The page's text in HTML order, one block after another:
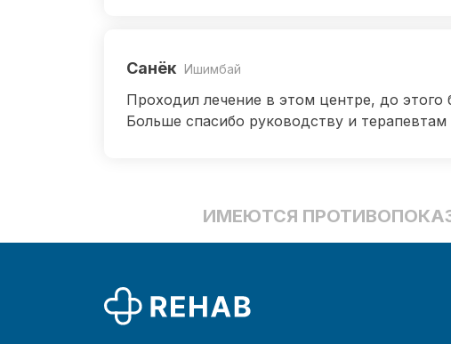
Санёк Ишимбай
Проходил лечение в этом центре, до
Больше спасибо руководству и
ИМЕЮТСЯ